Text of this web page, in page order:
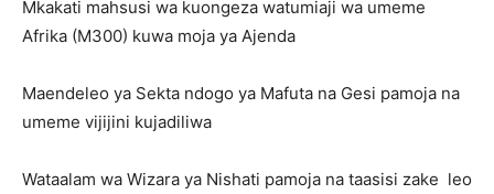
Mkakati mahsusi wa kuongeza watumiaji wa umeme
Afrika (M300) kuwa moja ya Ajenda
Maendeleo ya Sekta ndogo ya Mafuta na Gesi pamoja na
umeme vijijini kujadiliwa
Wataalam wa Wizara ya Nishati pamoja na taasisi zake leo